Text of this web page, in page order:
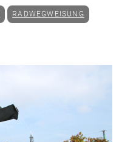
RADWEGWEISUNG